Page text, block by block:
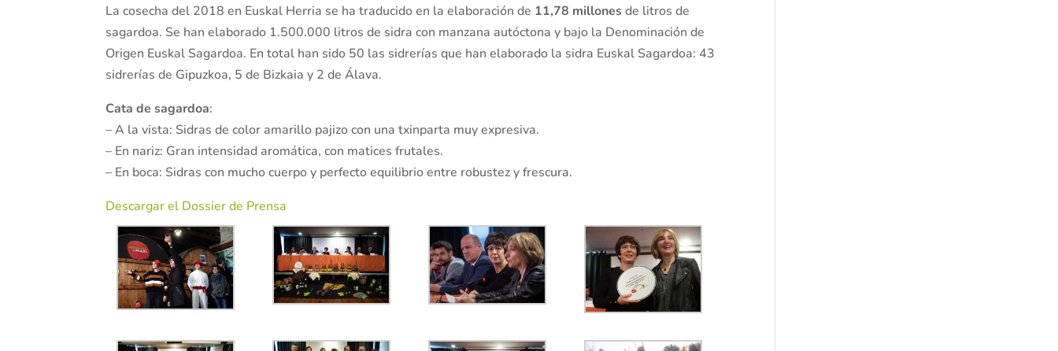
La cosecha del 2018 en Euskal Herria se ha traducido en la elaboración de 11,78 millonesde litros de
sagardoa. Se han elaborado 1.500.000 litros de sidra con manzana autóctona y bajo la Denominación de
Origen Euskal Sagardoa. En total han sido 50 las sidrerías que han elaborado la sidra Euskal Sagardoa: 43
sidrerías de Gipuzkoa, 5 de Bizkaia y 2 de Álava.
Cata de sagardoa:
– A la vista: Sidras de color amarillo pajizo con una txinparta muy expresiva.
– En nariz: Gran intensidad aromática, con matices frutales.
– En boca: Sidras con mucho cuerpo y perfecto equilibrio entre robustez y frescura.
Descargar el Dossier de Prensa